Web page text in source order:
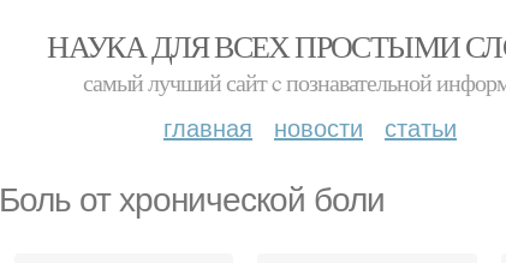
НАУКА ДЛЯ ВСЕХ ПРОСТЫМИ
самый лучший сайт c познавательной
главная новости статьи
Боль от хронической боли